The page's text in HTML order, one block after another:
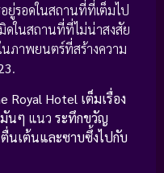
ยู่รอดในสถานที่ที่เต็มไป
ดในสถานที่ที่ไม่น่าสงสัย
ภาพยนตร์ที่สร้างความ
.
Royal Hotel เต็มเรื่อง
นๆ แนว ระทึกขวัญ
ตื่นเต้นและซาบซึ้งไปกับ